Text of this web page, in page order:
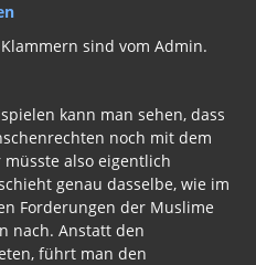
sind vom Admin.
kann man sehen, dass
noch mit dem
also eigentlich
genau dasselbe, wie im
Forderungen der Muslime
nach. Anstatt den
führt man den
ein.